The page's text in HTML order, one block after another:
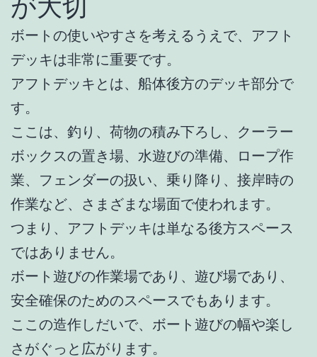
が大切
ボートの使いやすさを考えるうえで、アフト
デッキは非常に重要です。
アフトデッキとは、船体後方のデッキ部分で
す。
ここは、釣り、荷物の積み下ろし、クーラー
ボックスの置き場、水遊びの準備、ロープ作
業、フェンダーの扱い、乗り降り、接岸時の
作業など、さまざまな場面で使われます。
つまり、アフトデッキは単なる後方スペース
ではありません。
ボート遊びの作業場であり、遊び場であり、
安全確保のためのスペースでもあります。
ここの造作しだいで、ボート遊びの幅や楽し
さがぐっと広がります。